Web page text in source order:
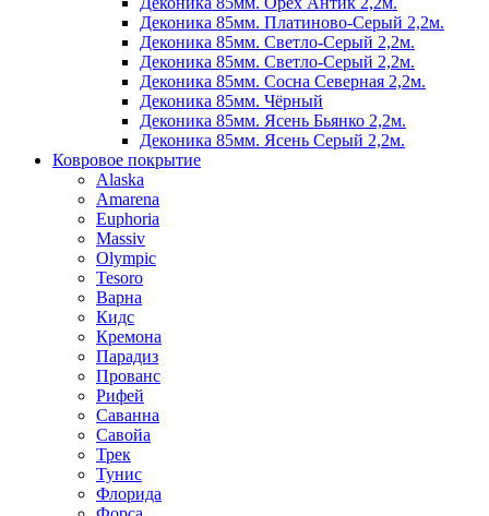
Деконика 85мм. Платиново-Серый 2,2м.
Деконика 85мм. Светло-Серый 2,2м.
Деконика 85мм. Светло-Серый 2,2м.
Деконика 85мм. Сосна Северная 2,2м.
Деконика 85мм. Чёрный
Деконика 85мм. Ясень Бьянко 2,2м.
Деконика 85мм. Ясень Серый 2,2м.
Ковровое покрытие
Alaska
Amarena
Euphoria
Massiv
Olympic
Tesoro
Варна
Кидс
Кремона
Парадиз
Прованс
Рифей
Саванна
Савойа
Трек
Тунис
Флорида